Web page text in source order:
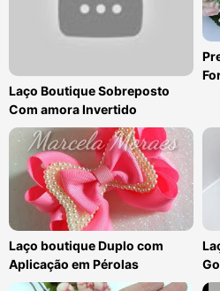
Laço Boutique Sobreposto
Com amora Invertido
Laço boutique Duplo com
Aplicação em Pérolas